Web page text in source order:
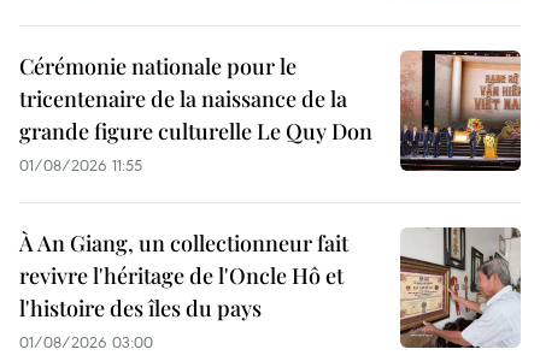
Cérémonie nationale pour le
tricentenaire de la naissance de la
grande figure culturelle Le Quy Don
01/08/2026 11:55
À An Giang, un collectionneur fait
revivre l'héritage de l'Oncle Hô et
l'histoire des îles du pays
01/08/2026 03:00